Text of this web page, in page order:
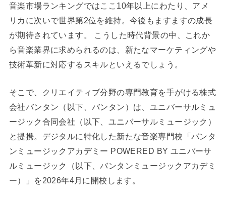
音楽市場ランキングではここ10年以上にわたり、アメ
リカに次いで世界第2位を維持。今後もますますの成長
が期待されています。 こうした時代背景の中、これか
ら音楽業界に求められるのは、新たなマーケティングや
技術革新に対応するスキルといえるでしょう。
そこで、クリエイティブ分野の専門教育を手がける株式
会社バンタン（以下、バンタン）は、ユニバーサルミュ
ージック合同会社（以下、ユニバーサルミュージック）
と提携。デジタルに特化した新たな音楽専門校「バンタ
ンミュージックアカデミー POWERED BY ユニバーサ
ルミュージック（以下、バンタンミュージックアカデミ
ー）」を2026年4月に開校します。